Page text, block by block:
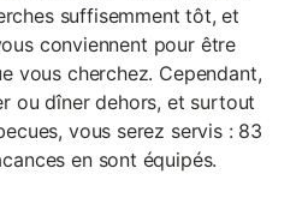
suffisemment tôt, et
conviennent pour être
vous cherchez. Cependant,
ou dîner dehors, et surtout
vous serez servis : 83
en sont équipés.